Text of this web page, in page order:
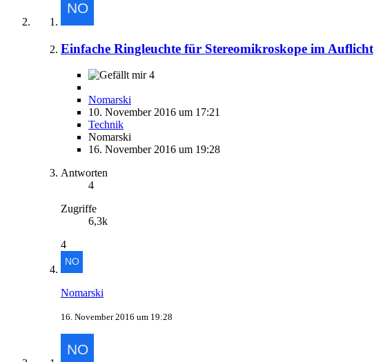
Einfache Ringleuchte für Stereomikroskope im Auflicht
4
Nomarski
10. November 2016 um 17:21
Technik
Nomarski
16. November 2016 um 19:28
Antworten
4
Zugriffe
6,3k
4
Nomarski
16. November 2016 um 19:28